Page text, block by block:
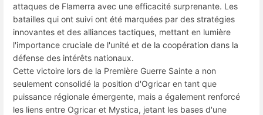
attaques de Flamerra avec une efficacité surprenante. Les
batailles qui ont suivi ont été marquées par des stratégies
innovantes et des alliances tactiques, mettant en lumière
l'importance cruciale de l'unité et de la coopération dans la
défense des intérêts nationaux.
Cette victoire lors de la Première Guerre Sainte a non
seulement consolidé la position d'Ogricar en tant que
puissance régionale émergente, mais a également renforcé
les liens entre Ogricar et Mystica, jetant les bases d'une